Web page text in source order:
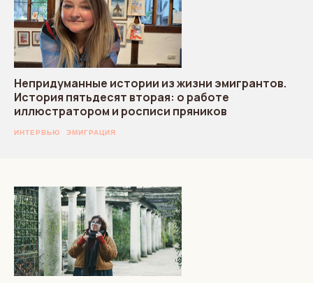
Непридуманные истории из жизни эмигрантов.
История пятьдесят вторая: о работе
иллюстратором и росписи пряников
ИНТЕРВЬЮ ЭМИГРАЦИЯ